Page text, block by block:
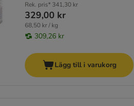
Rek. pris* 341,30 kr
329,00 kr
68,50 kr / kg
309,26 kr
Lägg till i varukorg